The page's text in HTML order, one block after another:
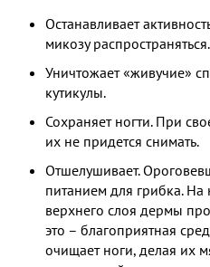
Останавливает
микозу распространяться.
Уничтожает «живучие»
кутикулы.
Сохраняет ногти. При
их не придется снимать.
Отшелушивает.
питанием для грибка.
верхнего слоя дермы
это – благоприятная
очищает ноги, делая их